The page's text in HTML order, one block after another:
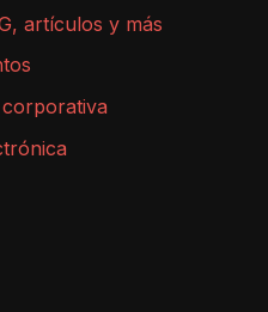
artículos y más